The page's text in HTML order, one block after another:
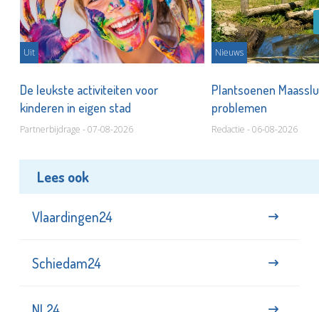
Uit
De leukste activiteiten voor
kinderen in eigen stad
Partnerbijdrage - 07-08-2026
Nieuws
Plantsoenen
problemen
Redactie - 06-08-2026
Lees ook
Vlaardingen24
Schiedam24